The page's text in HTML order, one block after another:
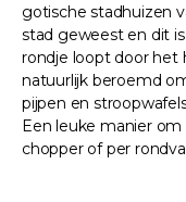
gotische stadhuizen
stad geweest en dit
rondje loopt door het
natuurlijk beroemd
pijpen en
Een leuke manier
chopper of per